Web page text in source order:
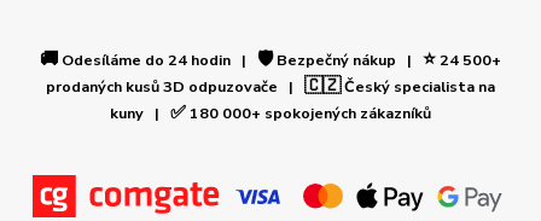
🚚 Odesíláme do 24 hodin | 🛡️Bezpečný nákup | ⭐24 500+
prodaných kusů 3D odpuzovače | 🇨🇿Český specialista na
kuny | ✅ 180 000+ spokojených zákazníků